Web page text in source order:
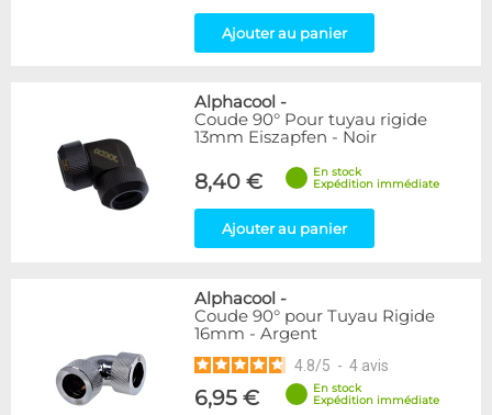
Ajouter au panier
Alphacool -
Coude 90° Pour tuyau rigide
13mm Eiszapfen - Noir
8,40 €
En stock
Expédition immédiate
Ajouter au panier
Alphacool -
Coude 90° pour Tuyau Rigide
16mm - Argent
4.8/5 - 4 avis
6,95 €
En stock
Expédition immédiate